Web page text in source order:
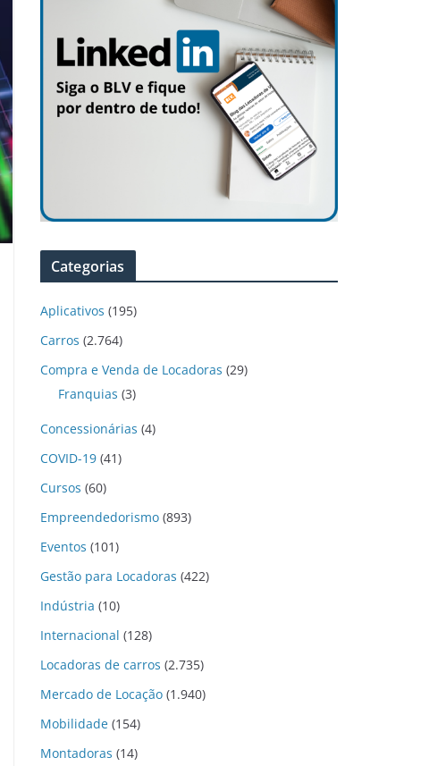
Categorias
Aplicativos (195)
Carros (2.764)
Compra e Venda de Locadoras (29)
Franquias (3)
Concessionárias (4)
COVID-19 (41)
Cursos (60)
Empreendedorismo (893)
Eventos (101)
Gestão para Locadoras (422)
Indústria (10)
Internacional (128)
Locadoras de carros (2.735)
Mercado de Locação (1.940)
Mobilidade (154)
Montadoras (14)